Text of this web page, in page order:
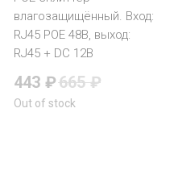
влагозащищённый. Вход:
RJ45 POE 48В, выход:
RJ45 + DC 12В
443 ₽665 ₽
Out of stock